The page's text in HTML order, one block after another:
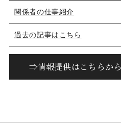
関係者の仕事紹介
過去の記事はこちら
⇒情報提供はこちらから